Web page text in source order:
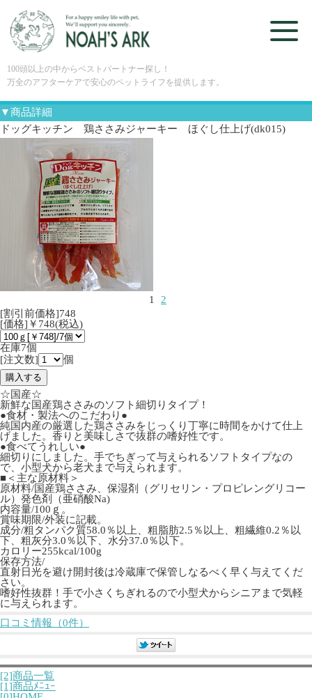
100頭以上の中からベストパートナー探し！
万全のアフターケアで安心のペットライフを提供します。
▼商品詳細
ドッグキッチン 鶏ささみジャーキー ほぐし仕上げ(dk015)
1
2
[割引前価格]748
[価格]￥748(税込)
在庫7個
[注文数]
個
☆国産☆
新鮮な国産鶏ささみのソフト細切りタイプ！
●食材・製法へのこだわり●
純国内産の厳選した鶏ささみをじっくり丁寧に時間をかけて仕上
げました。香りと美味しさで抜群の嗜好性です。
●食べてうれしい●
細切りにしました。手でちぎって与えられるソフトタイプなの
で、小型犬から老犬まで与えられます。
■＜主な原材料＞
原材料/国産鶏ささみ、保湿剤（グリセリン・プロピレングリコー
ル）発色剤（亜硝酸Na)
内容量/100ｇ。
賞味期限/外装に記載。
成分/粗タンパク質58.0％以上、粗脂肪2.5％以上、粗繊維0.2％以
下、粗灰分3.0％以下、水分37.0％以下。
カロリー255kcal/100g
保存方法/
直射日光を避け開封後は冷蔵庫で保管しなるべく早く与えてくだ
さい。
嗜好性抜群！手で小さくちぎれるので小型犬からシニアまで気軽
に与えられます。
口コミ情報（0件）
[2]商品一覧
[1]商品ﾒﾆｭｰ